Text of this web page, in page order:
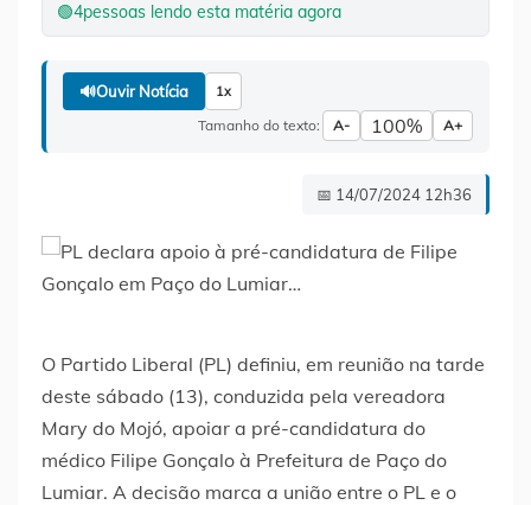
🟢4pessoas lendo esta matéria agora
🔊Ouvir Notícia 1x
Tamanho do texto: A- 100% A+
📅 14/07/2024 12h36
O Partido Liberal (PL) definiu, em reunião na tarde
deste sábado (13), conduzida pela vereadora
Mary do Mojó, apoiar a pré-candidatura do
médico Filipe Gonçalo à Prefeitura de Paço do
Lumiar. A decisão marca a união entre o PL e o